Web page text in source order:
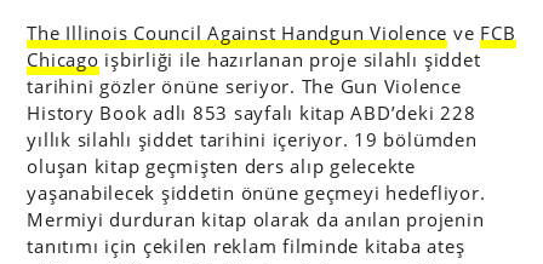
The Illinois Council Against Handgun Violence ve FCB
Chicago işbirliği ile hazırlanan proje silahlı şiddet
tarihini gözler önüne seriyor. The Gun Violence
History Book adlı 853 sayfalı kitap ABD’deki 228
yıllık silahlı şiddet tarihini içeriyor. 19 bölümden
oluşan kitap geçmişten ders alıp gelecekte
yaşanabilecek şiddetin önüne geçmeyi hedefliyor.
Mermiyi durduran kitap olarak da anılan projenin
tanıtımı için çekilen reklam filminde kitaba ateş